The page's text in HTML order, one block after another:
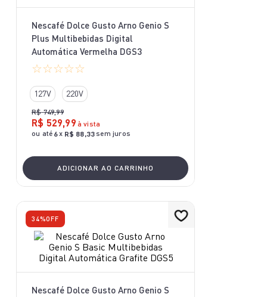
Nescafé Dolce Gusto Arno Genio S
Plus Multibebidas Digital
Automática Vermelha DGS3
☆☆☆☆☆
127V 220V
R$ 749,99
R$ 529,99 à vista
ou até 6x R$ 88,33sem juros
ADICIONAR AO CARRINHO
34%OFF
Nescafé Dolce Gusto Arno Genio S
10º aspirador x-force 9 60